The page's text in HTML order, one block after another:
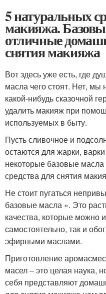
5 натуральных
макияжа.
отличные
снятия макияжа
Вот здесь уже есть, где
масла чего стоят. Нет,
какой-нибудь сказочной
удалить макияж при
используемых в быту.
Пусть сливочное и
остаются для жарки,
некоторые базовые
средства для снятия
Не стоит пугаться
базовые масла ». Это
качества, которые можно
самостоятельно, так и
эфирными маслами.
Приготовление
масел – это целая наука,
себя представляют